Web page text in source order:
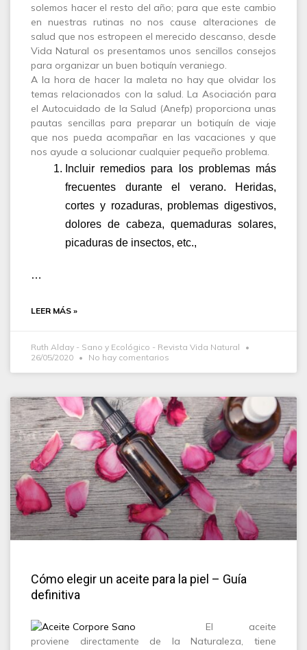
solemos hacer el resto del año; para que este cambio
en nuestras rutinas no nos cause alteraciones de
salud que nos estropeen el merecido descanso, desde
Vida Natural os presentamos unos sencillos consejos
para organizar un buen botiquín veraniego.
A la hora de hacer la maleta no hay que olvidar los
temas relacionados con la salud. La Asociación para
el Autocuidado de la Salud (Anefp) proporciona unas
pautas sencillas para preparar un botiquín de viaje
que nos pueda acompañar en las vacaciones y que
nos ayude a solucionar cualquier pequeño problema.
Incluir remedios para los problemas más
frecuentes durante el verano. Heridas,
cortes y rozaduras, problemas digestivos,
dolores de cabeza, quemaduras solares,
picaduras de insectos, etc.,
…
LEER MÁS »
Ruth Alday - Sano y Ecológico - Revista Vida Natural
26/05/2020
No hay comentarios
Cómo elegir un aceite para la piel – Guía
definitiva
El aceite
proviene directamente de la Naturaleza, tiene